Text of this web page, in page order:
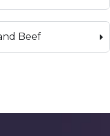
Beef